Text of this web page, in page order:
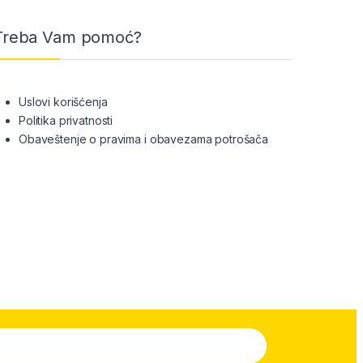
Vam pomoć?
Uslovi korišćenja
Politika privatnosti
Obaveštenje o pravima i obavezama potrošača